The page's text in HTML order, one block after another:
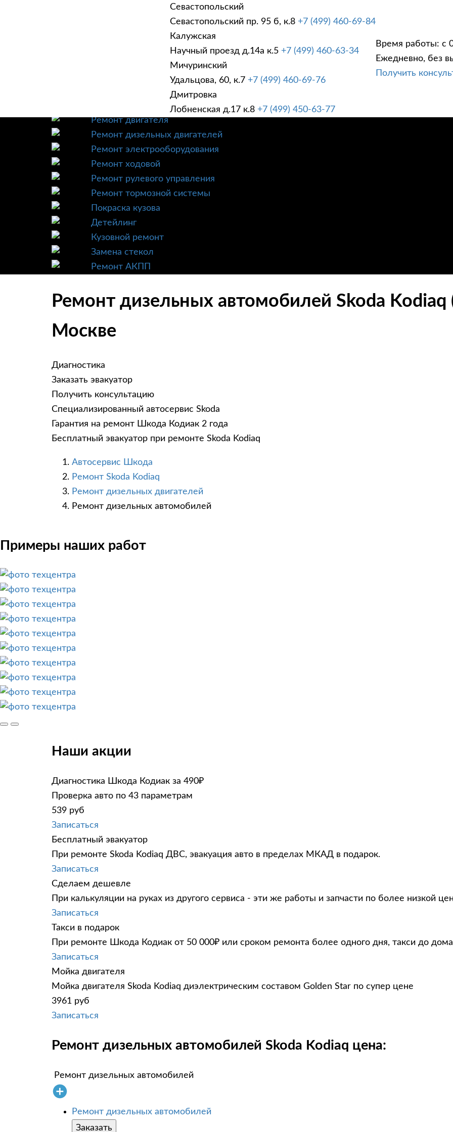
Севастопольский
Севастопольский пр. 95 б, к.8 +7 (499) 460-69-84
Калужская
Научный проезд д.14а к.5 +7 (499) 460-63-34
Мичуринский
Удальцова, 60, к.7 +7 (499) 460-69-76
Дмитровка
Лобненская д.17 к.8 +7 (499) 450-63-77
Время работы: с
Ежедневно, без
Получить
УСЛУГИ
Техническое обслуживание
Ремонт трансмиссии
Ремонт двигателя
Ремонт дизельных двигателей
Ремонт электрооборудования
Ремонт ходовой
Ремонт рулевого управления
Ремонт тормозной системы
Покраска кузова
Детейлинг
Кузовной ремонт
Замена стекол
Ремонт АКПП
Ремонт дизельных автомобилей Skoda
Москве
Диагностика
Заказать эвакуатор
Получить консультацию
Специализированный автосервис Skoda
Гарантия на ремонт Шкода Кодиак 2 года
Бесплатный эвакуатор при ремонте Skoda Kodiaq
Автосервис Шкода
Ремонт Skoda Kodiaq
Ремонт дизельных двигателей
Ремонт дизельных автомобилей
Примеры наших работ
Наши акции
Диагностика Шкода Кодиак за 490₽
Проверка авто по 43 параметрам
539 руб
Записаться
Бесплатный эвакуатор
При ремонте Skoda Kodiaq ДВС, эвакуация авто в пределах МКАД в подарок.
Записаться
Сделаем дешевле
При калькуляции на руках из другого сервиса - эти же работы и запчасти по более низкой
Записаться
Такси в подарок
При ремонте Шкода Кодиак от 50 000₽ или сроком ремонта более одного дня, такси до
Записаться
Мойка двигателя
Мойка двигателя Skoda Kodiaq диэлектрическим составом Golden Star по супер цене
3961 руб
Записаться
Ремонт дизельных автомобилей Skoda Kodiaq цена:
Ремонт дизельных автомобилей
Ремонт дизельных автомобилей
Заказать